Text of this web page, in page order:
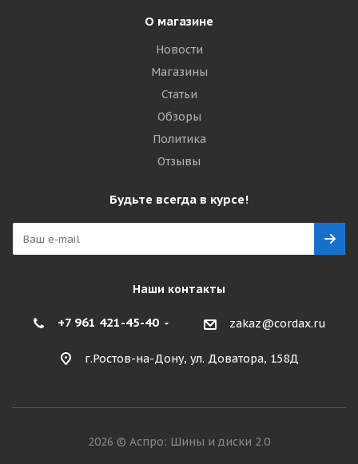
О магазине
Новости
Магазины
Статьи
Обзоры
Политика
Отзывы
Будьте всегда в курсе!
Наши контакты
+7 961 421-45-40 zakaz@cordax.ru
г.Ростов-на-Дону, ул. Доватора, 158Д
2026 © Аспро: Шины и диски 2.0